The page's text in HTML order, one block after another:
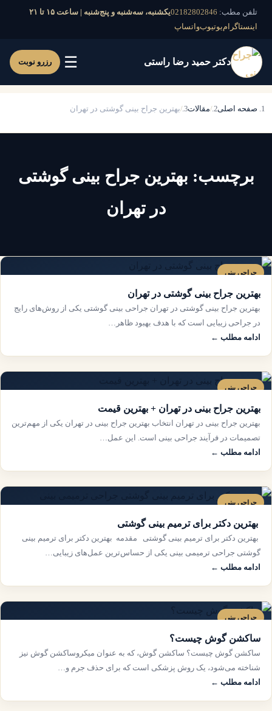
تلفن مطب: 02182802846یکشنبه، سه‌شنبه و پنج‌شنبه | ساعت ۱۵ تا ۲۱
اینستاگرامیوتیوبواتساپ
دکتر حمید رضا راستی ☰ رزرو نوبت
صفحه اصلی مقالات بهترین جراح بینی گوشتی در تهران
برچسب: بهترین جراح بینی گوشتی
در تهران
جراحی بینی
بهترین جراح بینی گوشتی در تهران
بهترین جراح بینی گوشتی در تهران جراحی بینی گوشتی یکی از روش‌های رایج
در جراحی زیبایی است که با هدف بهبود ظاهر…
ادامه مطلب ←
جراحی بینی
بهترین جراح بینی در تهران + بهترین قیمت
بهترین جراح بینی در تهران انتخاب بهترین جراح بینی در تهران یکی از مهم‌ترین
تصمیمات در فرآیند جراحی بینی است. این عمل…
ادامه مطلب ←
جراحی بینی
بهترین دکتر برای ترمیم بینی گوشتی
بهترین دکتر برای ترمیم بینی گوشتی مقدمه بهترین دکتر برای ترمیم بینی
گوشتی جراحی ترمیمی بینی یکی از حساس‌ترین عمل‌های زیبایی…
ادامه مطلب ←
جراحی بینی
ساکشن گوش چیست؟
ساکشن گوش چیست؟ ساکشن گوش، که به عنوان میکروساکشن گوش نیز
شناخته می‌شود، یک روش پزشکی است که برای حذف جرم و…
ادامه مطلب ←